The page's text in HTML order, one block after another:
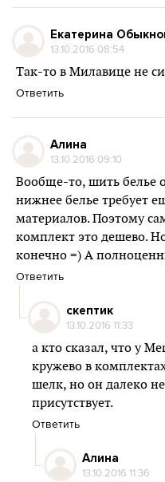
Екатерина
13.10.2016 08:54
Так-то в Милавице не
Ответить
Алина
13.10.2016 09:10
Вообще-то, шить белье
нижнее белье требует
материалов. Поэтому
комплект это дешево.
конечно =) А
Ответить
скептик
13.10.2016 11:33
а кто сказал, что у
кружево в
шелк, но он далеко
присутствует.
Ответить
Алина
13.10.2016 11:36